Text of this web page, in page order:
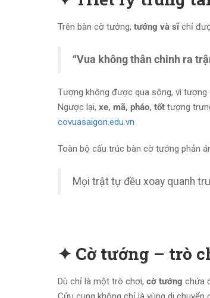
Trên bàn cờ tướng, tướng và sĩchỉ
“Vua không thân chinh ra
Tượng không được qua sông, vì tượng
Ngược lại, xe, mã, pháo, tốt tượng
covuasaigon.edu.vn
Toàn bộ cấu trúc bàn cờ tướng phản
Mọi trật tự đều xoay quanh
✦ Cờ tướng – trò
Dù chỉ là một trò chơi, cờ tướng chứa